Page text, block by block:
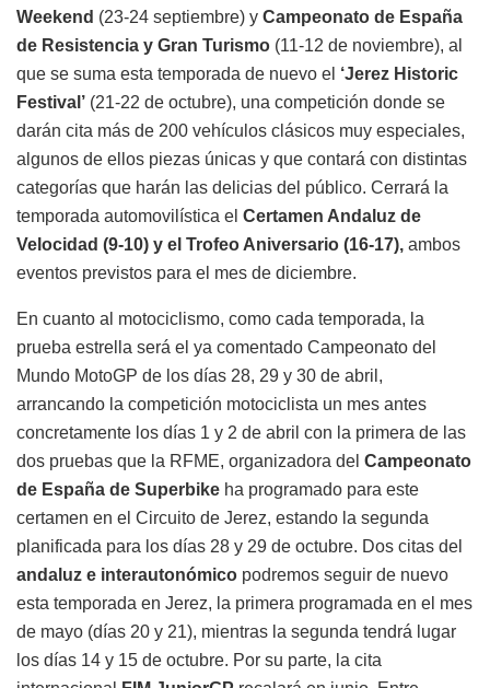
Weekend (23-24 septiembre) y Campeonato de España
de Resistencia y Gran Turismo (11-12 de noviembre), al
que se suma esta temporada de nuevo el ‘Jerez Historic
Festival’ (21-22 de octubre), una competición donde se
darán cita más de 200 vehículos clásicos muy especiales,
algunos de ellos piezas únicas y que contará con distintas
categorías que harán las delicias del público. Cerrará la
temporada automovilística el Certamen Andaluz de
Velocidad (9-10) y el Trofeo Aniversario (16-17), ambos
eventos previstos para el mes de diciembre.
En cuanto al motociclismo, como cada temporada, la
prueba estrella será el ya comentado Campeonato del
Mundo MotoGP de los días 28, 29 y 30 de abril,
arrancando la competición motociclista un mes antes
concretamente los días 1 y 2 de abril con la primera de las
dos pruebas que la RFME, organizadora del Campeonato
de España de Superbike ha programado para este
certamen en el Circuito de Jerez, estando la segunda
planificada para los días 28 y 29 de octubre. Dos citas del
andaluz e interautonómico podremos seguir de nuevo
esta temporada en Jerez, la primera programada en el mes
de mayo (días 20 y 21), mientras la segunda tendrá lugar
los días 14 y 15 de octubre. Por su parte, la cita